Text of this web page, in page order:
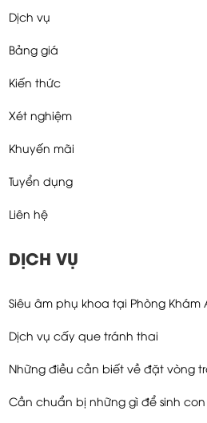
Dịch vụ
Bảng giá
Kiến thức
Xét nghiệm
Khuyến mãi
Tuyển dụng
Liên hệ
DỊCH VỤ
Siêu âm phụ khoa tại Phòng Khám
Dịch vụ cấy que tránh thai
Những điều cần biết về đặt vòng
Cần chuẩn bị những gì để sinh